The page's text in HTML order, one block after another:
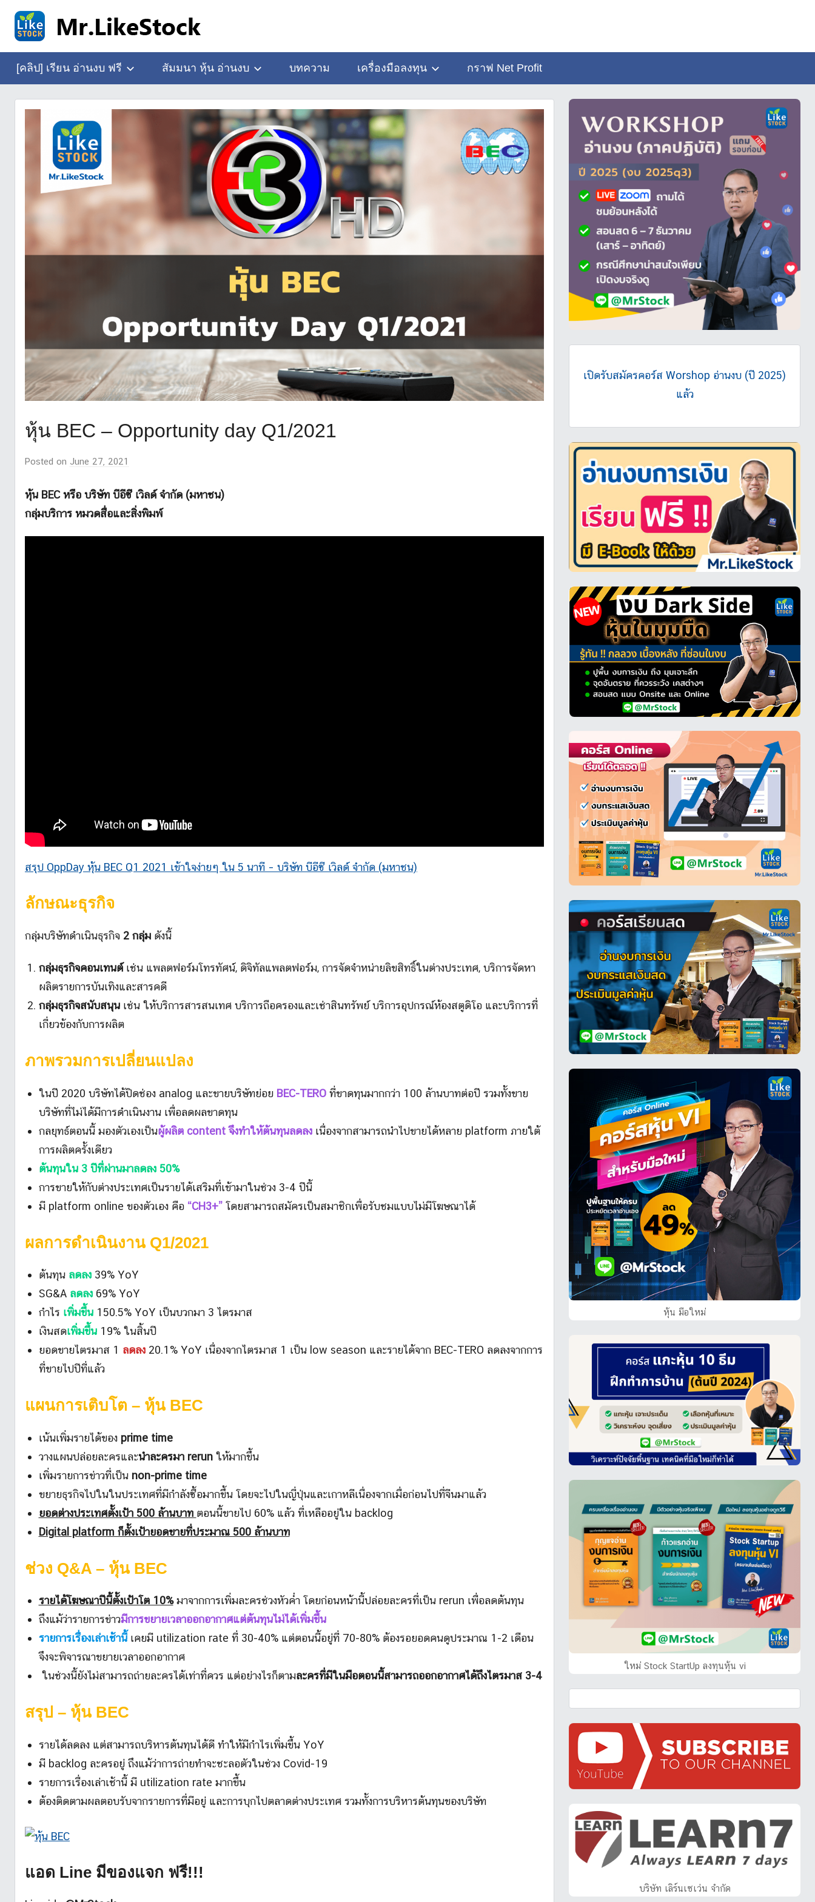
Skip
Mr.LikeStock
งบ
[คลิป] เรียน อ่านงบ ฟรี สัมมนา หุ้น อ่านงบ บทความ เครื่องมือลงทุน กราฟ Net Profit
หุ้น BEC – Opportunity day Q1/2021
Posted on June 27, 2021
z
u
หุ้น BEC หรือ บริษัท บีอีซี เวิลด์ จำกัด (มหาชน)
กลุ่มบริการ หมวดสื่อและสิ่งพิมพ์
สรุป OppDay หุ้น BEC Q1 2021 เข้าใจง่ายๆ ใน 5 นาที – บริษัท บีอีซี เวิลด์ จำกัด (มหาชน)
ลักษณะธุรกิจ
กลุ่มบริษัทดำเนินธุรกิจ 2 กลุ่ม ดังนี้
กลุ่มธุรกิจคอนเทนต์เช่น แพลตฟอร์มโทรทัศน์, ดิจิทัลแพลตฟอร์ม, การจัดจำหน่ายลิขสิทธิ์ในต่างประเทศ, บริการจัดหา
ผลิตรายการบันเทิงและสารคดี
กลุ่มธุรกิจสนับสนุนเช่น ให้บริการสารสนเทศ บริการถือครองและเช่าสินทรัพย์ บริการอุปกรณ์ห้องสตูดิโอ และบริการที่
เกี่ยวข้องกับการผลิต
ภาพรวมการเปลี่ยนแปลง
ในปี 2020 บริษัทได้ปิดช่อง analog และขายบริษัทย่อย BEC-TEROที่ขาดทุนมากกว่า 100 ล้านบาทต่อปี รวมทั้งขาย
บริษัทที่ไม่ได้มีการดำเนินงาน เพื่อลดผลขาดทุน
กลยุทธ์ตอนนี้ มองตัวเองเป็นผู้ผลิต content จึงทำให้ต้นทุนลดลง เนื่องจากสามารถนำไปขายได้หลาย platform ภายใต้
การผลิตครั้งเดียว
ต้นทุนใน 3 ปีที่ผ่านมาลดลง 50%
การขายให้กับต่างประเทศเป็นรายได้เสริมที่เข้ามาในช่วง 3-4 ปีนี้
มี platform online ของตัวเอง คือ“CH3+” โดยสามารถสมัครเป็นสมาชิกเพื่อรับชมแบบไม่มีโฆษณาได้
ผลการดำเนินงาน Q1/2021
ต้นทุน ลดลง39% YoY
SG&A ลดลง69% YoY
กำไร เพิ่มขึ้น150.5% YoY เป็นบวกมา 3 ไตรมาส
เงินสดเพิ่มขึ้น19% ในสิ้นปี
ยอดขายไตรมาส 1 ลดลง20.1% YoY เนื่องจากไตรมาส 1 เป็น low season และรายได้จาก BEC-TERO ลดลงจากการ
ที่ขายไปปีที่แล้ว
แผนการเติบโต – หุ้น BEC
เน้นเพิ่มรายได้ของ prime time
วางแผนปล่อยละครและนำละครมา rerunให้มากขึ้น
เพิ่มรายการข่าวที่เป็น non-prime time
ขยายธุรกิจไปในในประเทศที่มีกำลังซื้อมากขึ้น โดยจะไปในญี่ปุ่นและเกาหลีเนื่องจากเมื่อก่อนไปที่จีนมาแล้ว
ยอดต่างประเทศตั้งเป้า 500 ล้านบาท ตอนนี้ขายไป 60% แล้ว ที่เหลืออยู่ใน backlog
Digital platform ก็ตั้งเป้ายอดขายที่ประมาณ 500 ล้านบาท
ช่วง Q&A – หุ้น BEC
รายได้โฆษณาปีนี้ตั้งเป้าโต 10%มาจากการเพิ่มละครช่วงหัวค่ำ โดยก่อนหน้านี้ปล่อยละครที่เป็น rerun เพื่อลดต้นทุน
ถึงแม้ว่ารายการข่าวมีการขยายเวลาออกอากาศแต่ต้นทุนไม่ได้เพิ่มขึ้น
รายการเรื่องเล่าเช้านี้เคยมี utilization rate ที่ 30-40% แต่ตอนนี้อยู่ที่ 70-80% ต้องรอยอดคนดูประมาณ 1-2 เดือน
จึงจะพิจารณาขยายเวลาออกอากาศ
ในช่วงนี้ยังไม่สามารถถ่ายละครได้เท่าที่ควร แต่อย่างไรก็ตามละครที่มีในมือตอนนี้สามารถออกอากาศได้ถึงไตรมาส 3-4
สรุป – หุ้น BEC
รายได้ลดลง แต่สามารถบริหารต้นทุนได้ดี ทำให้มีกำไรเพิ่มขึ้น YoY
มี backlog ละครอยู่ ถึงแม้ว่าการถ่ายทำจะชะลอตัวในช่วง Covid-19
รายการเรื่องเล่าเช้านี้ มี utilization rate มากขึ้น
ต้องติดตามผลตอบรับจากรายการที่มีอยู่ และการบุกไปตลาดต่างประเทศ รวมทั้งการบริหารต้นทุนของบริษัท
แอด Line มีของแจก ฟรี!!!
เปิดรับสมัครคอร์ส Worshop อ่านงบ (ปี 2025)
แล้ว
หุ้น มือใหม่
ใหม่ Stock StartUp ลงทุนหุ้น vi
บริษัท เลิร์นเซเว่น จำกัด